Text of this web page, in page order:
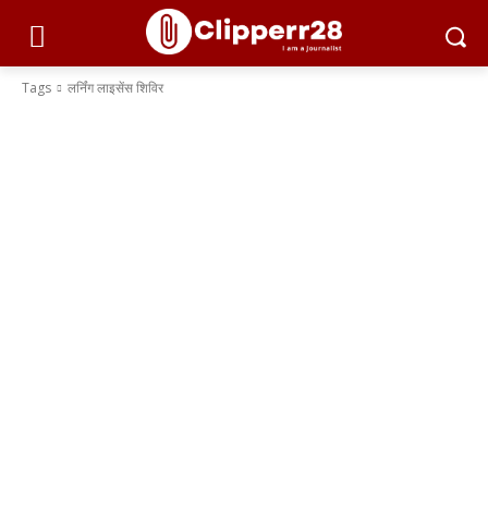
Tags लर्निंग लाइसेंस शिविर